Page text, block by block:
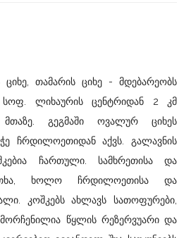
ციხე - მდებარეობს
სოფ. ლიხაურის ცენტრიდან 2 კმ
გეგმაში ოვალურ ციხეს
ჩრდილოეთიდან აქვს. გალავნის
ჩართული. სამხრეთისა და
ხოლო ჩრდილოეთისა და
კოშკებს ახლავს სათოფურები,
წყლის რეზერვუარი და